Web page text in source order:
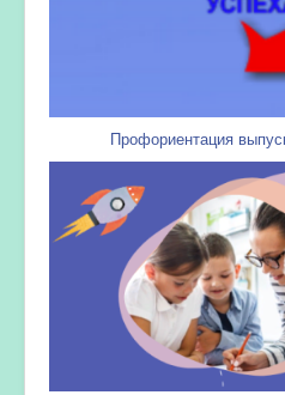
Профориентация